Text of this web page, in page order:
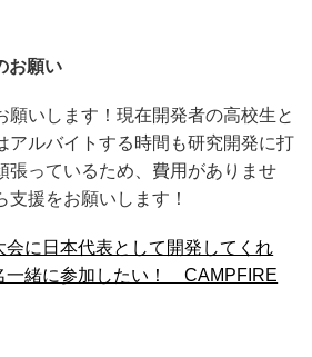
お願い
願いします！現在開発者の高校生と
アルバイトする時間も研究開発に打
張っているため、費用がありませ
支援をお願いします！
会に日本代表として開発してくれ
一緒に参加したい！ CAMPFIRE